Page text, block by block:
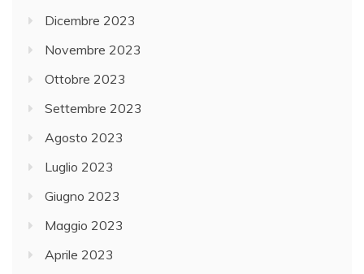
Dicembre 2023
Novembre 2023
Ottobre 2023
Settembre 2023
Agosto 2023
Luglio 2023
Giugno 2023
Maggio 2023
Aprile 2023